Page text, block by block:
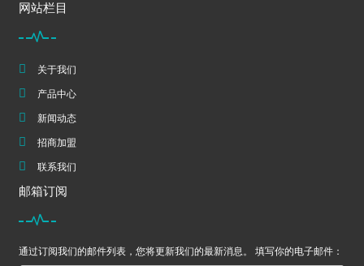
网站栏目
关于我们
产品中心
新闻动态
招商加盟
联系我们
邮箱订阅
通过订阅我们的邮件列表，您将更新我们的最新消息。 填写你的电子邮件：